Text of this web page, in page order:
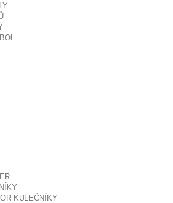
KULEČNÍKY